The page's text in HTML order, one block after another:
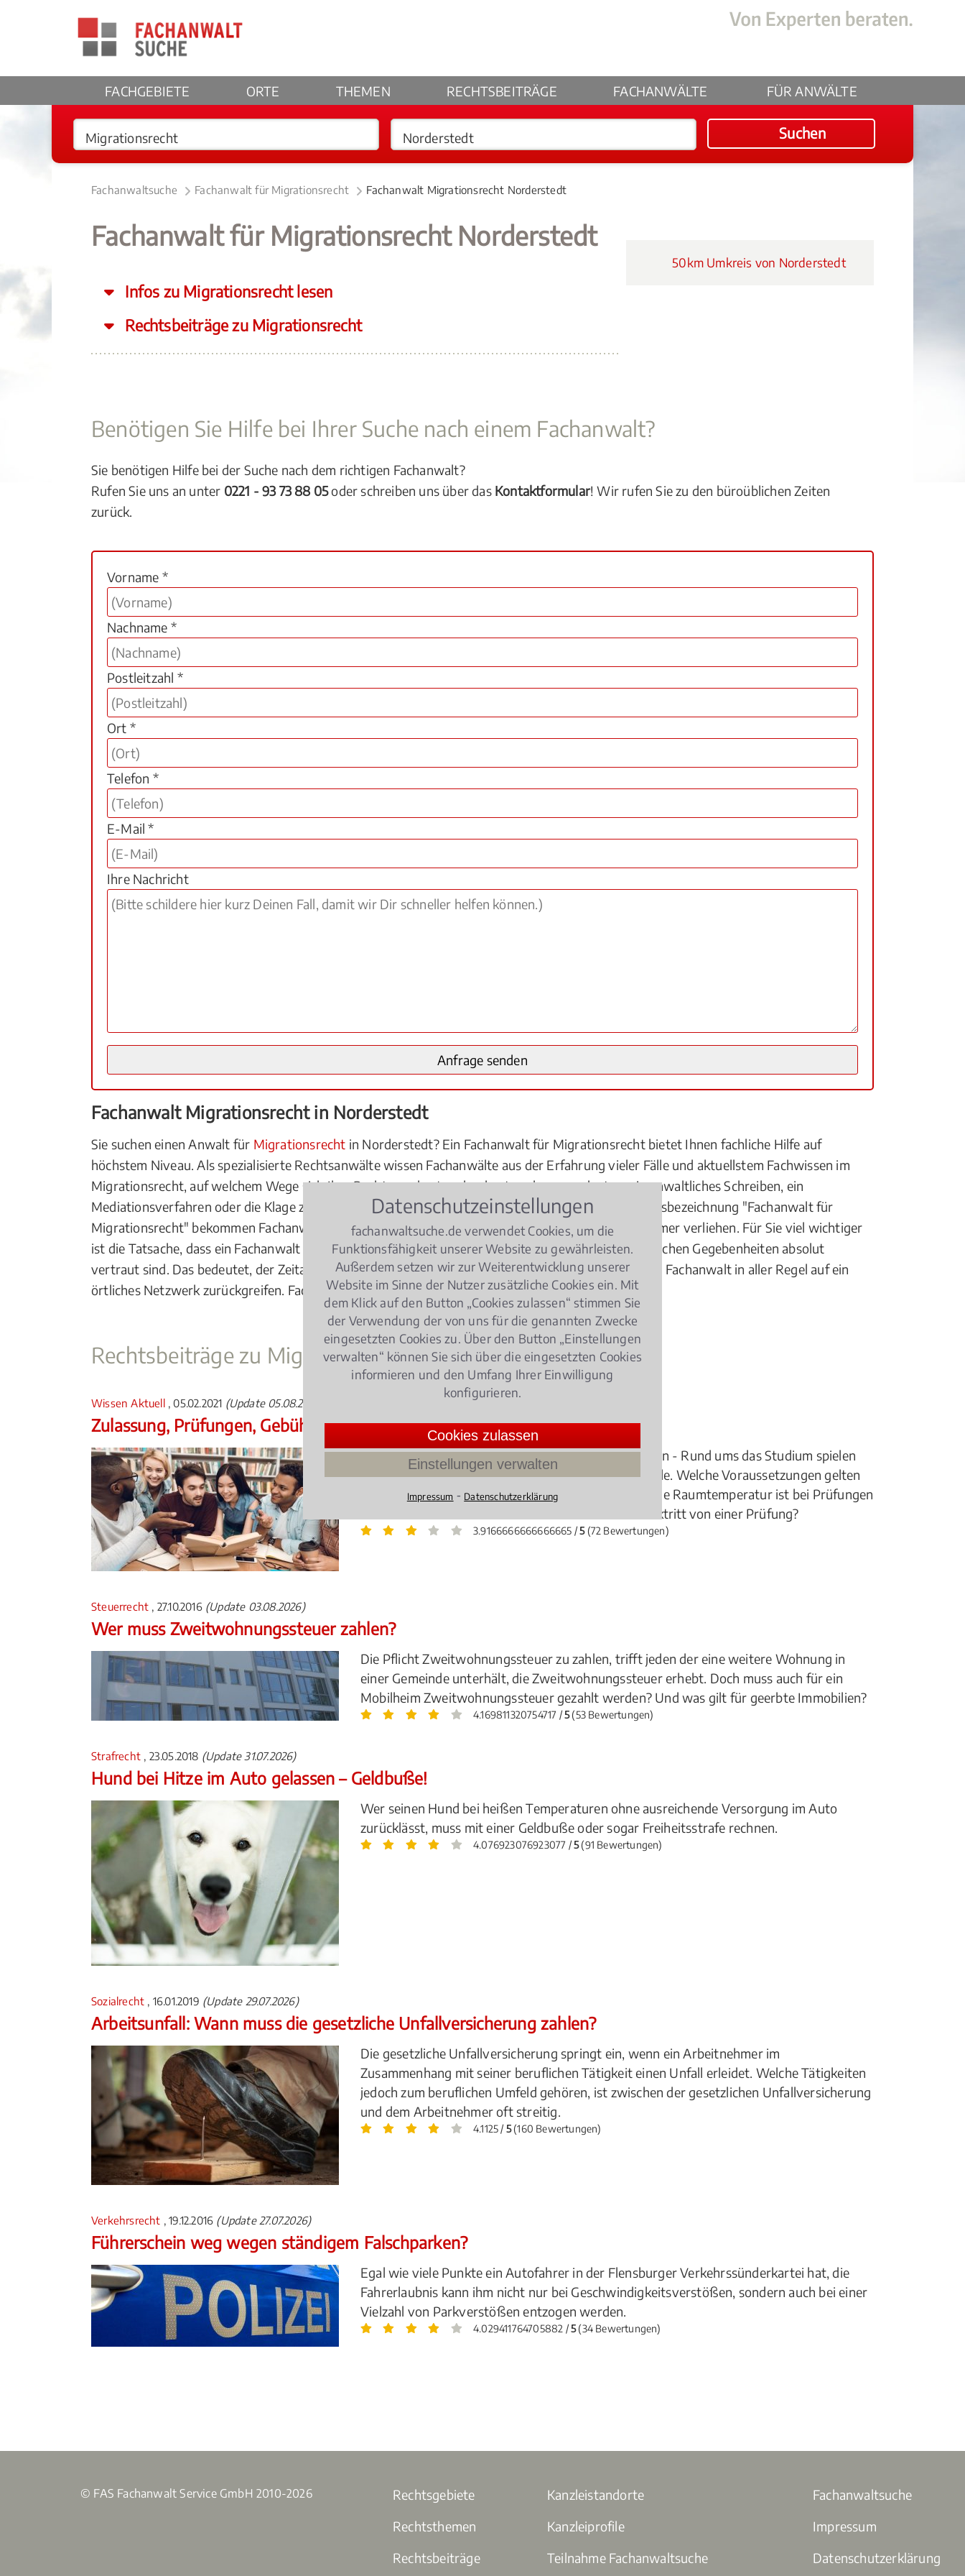
FACHGEBIETE ORTE THEMEN RECHTSBEITRÄGE FACHANWÄLTE FÜR ANWÄLTE
Suchen
Fachanwaltsuche Fachanwalt für Migrationsrecht Fachanwalt Migrationsrecht Norderstedt
Fachanwalt für Migrationsrecht Norderstedt
Infos zu Migrationsrecht lesen
Rechtsbeiträge zu Migrationsrecht
50km Umkreis von Norderstedt
Benötigen Sie Hilfe bei Ihrer Suche nach einem Fachanwalt?
Sie benötigen Hilfe bei der Suche nach dem richtigen Fachanwalt?
Rufen Sie uns an unter 0221 - 93 73 88 05oder schreiben uns über das Kontaktformular! Wir rufen Sie zu den büroüblichen Zeiten
zurück.
Vorname *
Nachname *
Postleitzahl *
Ort *
Telefon *
E-Mail *
Ihre Nachricht
Fachanwalt Migrationsrecht in Norderstedt
Sie suchen einen Anwalt für Migrationsrecht in Norderstedt? Ein Fachanwalt für Migrationsrecht bietet Ihnen fachliche Hilfe auf
höchstem Niveau. Als spezialisierte Rechtsanwälte wissen Fachanwälte aus der Erfahrung vieler Fälle und aktuellstem Fachwissen im
Migrationsrecht, auf welchem Wege sich Ihre Rechte am besten durchsetzen lassen - ob etwa ein anwaltliches Schreiben, ein
Mediationsverfahren oder die Klage zum Erfolg führt. Die Berechtigung zum Führen der Fachanwaltsbezeichnung "Fachanwalt für
Migrationsrecht" bekommen Fachanwälte von der für Norderstedt zuständigen Rechtsanwaltskammer verliehen. Für Sie viel wichtiger
ist die Tatsache, dass ein Fachanwalt in Norderstedt für Sie schnell zur Verfügung steht und mit örtlichen Gegebenheiten absolut
vertraut sind. Das bedeutet, der Zeitaufwand auf beiden Seiten hält sich in Grenzen. Zudem kann ein Fachanwalt in aller Regel auf ein
örtliches Netzwerk zurückgreifen. Fachanwalt für Migrationsrecht in Norderstedt gleich hier finden.
Rechtsbeiträge zu Migrationsrecht
Wissen Aktuell , 05.02.2021 (Update 05.08.2026)
Zulassung, Prüfungen, Gebühren – Was Studierende wissen müssen!
Zulassung zum Studium, Prüfungen, Studiengebühren - Rund ums das Studium spielen
auch rechtliche Aspekte schon immer eine große Rolle. Welche Voraussetzungen gelten
beim BAFöG bei einem Fachrichtungswechsel? Welche Raumtemperatur ist bei Prüfungen
unzumutbar? Und ist ADHS ein Grund für einen Rücktritt von einer Prüfung?
3.9166666666666665 /5(72 Bewertungen)
Steuerrecht , 27.10.2016 (Update 03.08.2026)
Wer muss Zweitwohnungssteuer zahlen?
Die Pflicht Zweitwohnungssteuer zu zahlen, trifft jeden der eine weitere Wohnung in
einer Gemeinde unterhält, die Zweitwohnungssteuer erhebt. Doch muss auch für ein
Mobilheim Zweitwohnungssteuer gezahlt werden? Und was gilt für geerbte Immobilien?
4.169811320754717 /5(53 Bewertungen)
Strafrecht , 23.05.2018 (Update 31.07.2026)
Hund bei Hitze im Auto gelassen – Geldbuße!
Wer seinen Hund bei heißen Temperaturen ohne ausreichende Versorgung im Auto
zurücklässt, muss mit einer Geldbuße oder sogar Freiheitsstrafe rechnen.
4.076923076923077 /5(91 Bewertungen)
Sozialrecht , 16.01.2019 (Update 29.07.2026)
Arbeitsunfall: Wann muss die gesetzliche Unfallversicherung zahlen?
Die gesetzliche Unfallversicherung springt ein, wenn ein Arbeitnehmer im
Zusammenhang mit seiner beruflichen Tätigkeit einen Unfall erleidet. Welche Tätigkeiten
jedoch zum beruflichen Umfeld gehören, ist zwischen der gesetzlichen Unfallversicherung
und dem Arbeitnehmer oft streitig.
4.1125 / 5(160 Bewertungen)
Verkehrsrecht , 19.12.2016 (Update 27.07.2026)
Führerschein weg wegen ständigem Falschparken?
Egal wie viele Punkte ein Autofahrer in der Flensburger Verkehrssünderkartei hat, die
Fahrerlaubnis kann ihm nicht nur bei Geschwindigkeitsverstößen, sondern auch bei einer
Vielzahl von Parkverstößen entzogen werden.
4.029411764705882 /5(34 Bewertungen)
© FAS Fachanwalt Service GmbH 2010-2026
Rechtsgebiete
Rechtsthemen
Rechtsbeiträge
Kanzleistandorte
Kanzleiprofile
Teilnahme Fachanwaltsuche
Fachanwaltsuche
Impressum
Datenschutzerklärung
Datenschutzeinstellungen
fachanwaltsuche.de verwendet Cookies, um die
Funktionsfähigkeit unserer Website zu gewährleisten.
Außerdem setzen wir zur Weiterentwicklung unserer
Website im Sinne der Nutzer zusätzliche Cookies ein. Mit
dem Klick auf den Button „Cookies zulassen“ stimmen Sie
der Verwendung der von uns für die genannten Zwecke
eingesetzten Cookies zu. Über den Button „Einstellungen
verwalten“ können Sie sich über die eingesetzten Cookies
informieren und den Umfang Ihrer Einwilligung
konfigurieren.
Cookies zulassen
Einstellungen verwalten
Impressum ⁃ Datenschutzerklärung